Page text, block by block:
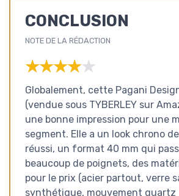
CONCLUSION
NOTE DE LA RÉDACTION
★★★★★
★★★★★
Globalement, cette Pagani
(vendue sous TYBERLEY sur
une bonne impression pour une
segment. Elle a un look chrono
réussi, un format 40 mm qui
beaucoup de poignets, des
pour le prix (acier partout, verre
synthétique, mouvement quartz